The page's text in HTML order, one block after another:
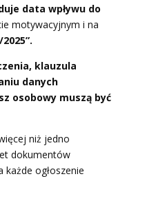
data wpływu do
motywacyjnym i na
klauzula
danych
osobowy muszą być
niż jedno
dokumentów
każde ogłoszenie